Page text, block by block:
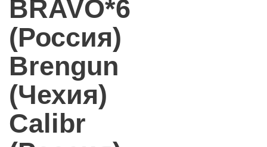
BRAVO*6
(Россия)
Brengun
(Чехия)
Calibr